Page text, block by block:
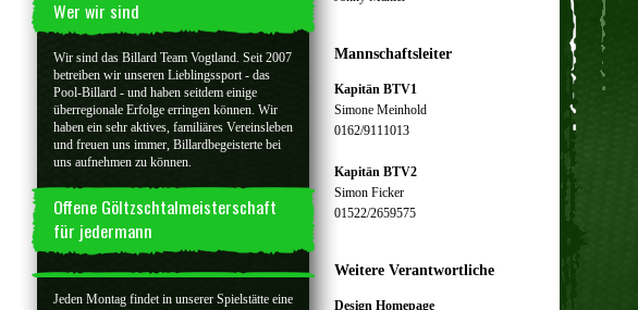
Wer wir sind
Wir sind das Billard Team Vogtland. Seit 2007
betreiben wir unseren Lieblingssport - das
Pool-Billard - und haben seitdem einige
überregionale Erfolge erringen können. Wir
haben ein sehr aktives, familiäres Vereinsleben
und freuen uns immer, Billardbegeisterte bei
uns aufnehmen zu können.
Offene Göltzschtalmeisterschaft
für jedermann
Jeden Montag findet in unserer Spielstätte eine
Mannschaftsleiter
Kapitän BTV1
Simone Meinhold
0162/9111013
Kapitän BTV2
Simon Ficker
01522/2659575
Weitere Verantwortliche
Design Homepage